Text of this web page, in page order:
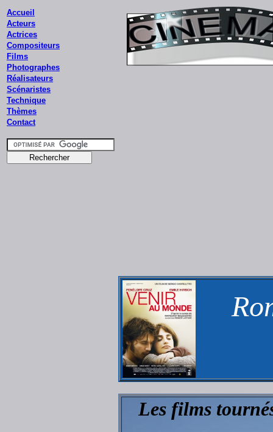
Accueil
Acteurs
Actrices
Compositeurs
Films
Photographes
Réalisateurs
Scénaristes
Technique
Thèmes
Contact
Les films